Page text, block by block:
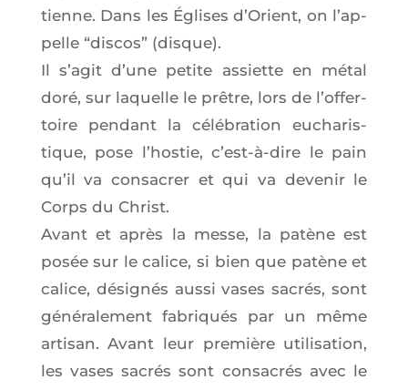
tienne. Dans les Églises d’O­rient, on l’ap­
pelle “dis­cos” (disque).
Il s’a­git d’une petite assiette en métal
doré, sur laquelle le prêtre, lors de l’of­fer­
toire pen­dant la célé­bra­tion eucha­ris­
tique, pose l’hos­tie, c’est-à-dire le pain
qu’il va consa­crer et qui va deve­nir le
Corps du Christ.
Avant et après la messe, la patène est
posée sur le calice, si bien que patène et
calice, dési­gnés aus­si vases sacrés, sont
géné­ra­le­ment fabri­qués par un même
arti­san. Avant leur pre­mière uti­li­sa­tion,
les vases sacrés sont consa­crés avec le